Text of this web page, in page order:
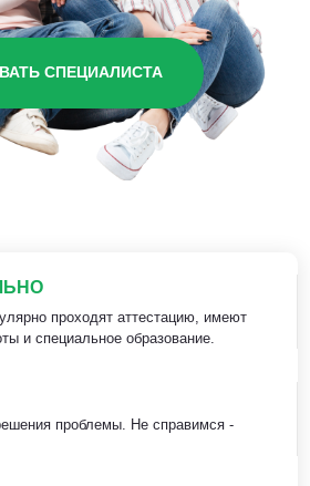
СПЕЦИАЛИСТА
проходят аттестацию, имеют
и специальное образование.
проблемы. Не справимся -